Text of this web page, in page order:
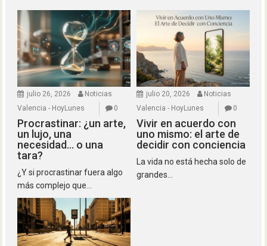
julio 26, 2026
Noticias
Valencia - HoyLunes
0
Procrastinar: ¿un arte,
un lujo, una
necesidad… o una
tara?
¿Y si procrastinar fuera algo
más complejo que...
julio 20, 2026
Noticias
Valencia - HoyLunes
0
Vivir en acuerdo con
uno mismo: el arte de
decidir con conciencia
La vida no está hecha solo de
grandes...